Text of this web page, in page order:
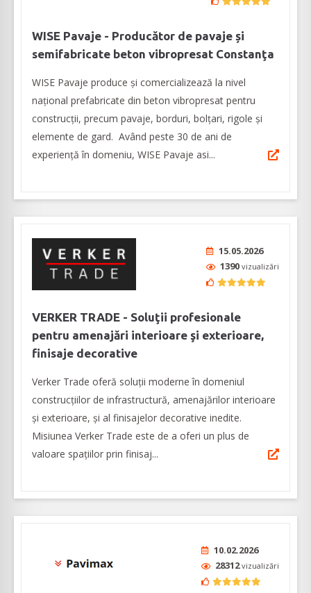
WISE Pavaje - Producător de pavaje și
semifabricate beton vibropresat Constanţa
WISE Pavaje produce și comercializează la nivel
național prefabricate din beton vibropresat pentru
construcții, precum pavaje, borduri, bolțari, rigole și
elemente de gard. Având peste 30 de ani de
experiență în domeniu, WISE Pavaje asi...
15.05.2026
1390 vizualizări
VERKER TRADE - Soluţii profesionale
pentru amenajări interioare şi exterioare,
finisaje decorative
Verker Trade oferă soluţii moderne în domeniul
construcţiilor de infrastructură, amenajărilor interioare
şi exterioare, şi al finisajelor decorative inedite.
Misiunea Verker Trade este de a oferi un plus de
valoare spaţiilor prin finisaj...
10.02.2026
28312vizualizări